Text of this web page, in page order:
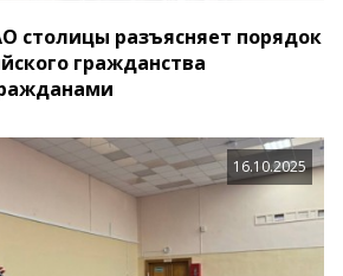
столицы разъясняет порядок
гражданства
16.10.2025